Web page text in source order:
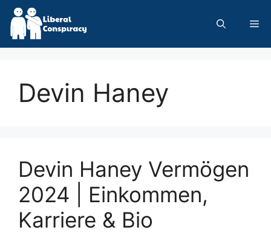
Skip
content
Devin Haney
Devin Haney Vermögen
2024 | Einkommen,
Karriere & Bio